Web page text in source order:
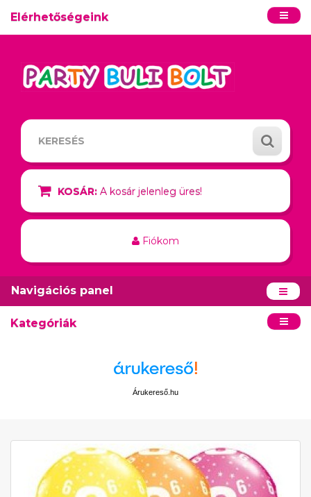
Elérhetőségeink
KOSÁR: A kosár jelenleg üres!
Fiókom
Navigációs panel
Kategóriák
Árukereső.hu